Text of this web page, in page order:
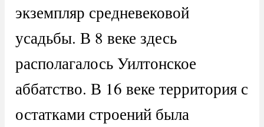
экземпляр средневековой
усадьбы. В 8 веке здесь
располагалось Уилтонское
аббатство. В 16 веке территория с
остатками строений была